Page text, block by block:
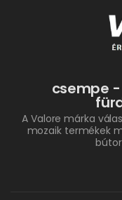
csempe
A Valore márka
mozaik termékek